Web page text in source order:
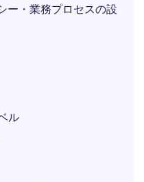
ー・業務プロセスの設
ル